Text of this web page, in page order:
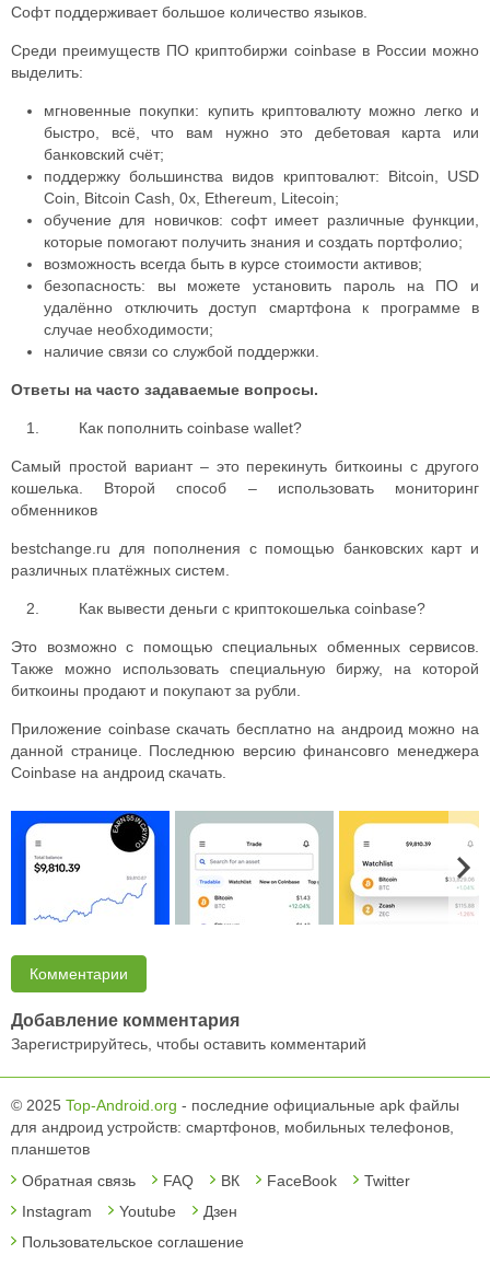
Софт поддерживает большое количество языков.
Среди преимуществ ПО криптобиржи coinbase в России можно
выделить:
мгновенные покупки: купить криптовалюту можно легко и
быстро, всё, что вам нужно это дебетовая карта или
банковский счёт;
поддержку большинства видов криптовалют: Bitcoin, USD
Coin, Bitcoin Cash, 0x, Ethereum, Litecoin;
обучение для новичков: софт имеет различные функции,
которые помогают получить знания и создать портфолио;
возможность всегда быть в курсе стоимости активов;
безопасность: вы можете установить пароль на ПО и
удалённо отключить доступ смартфона к программе в
случае необходимости;
наличие связи со службой поддержки.
Ответы на часто задаваемые вопросы.
Как пополнить coinbase wallet?
Самый простой вариант – это перекинуть биткоины с другого
кошелька. Второй способ – использовать мониторинг
обменников
bestchange.ru для пополнения с помощью банковских карт и
различных платёжных систем.
Как вывести деньги с криптокошелька coinbase?
Это возможно с помощью специальных обменных сервисов.
Также можно использовать специальную биржу, на которой
биткоины продают и покупают за рубли.
Приложение coinbase скачать бесплатно на андроид можно на
данной странице.
Последнюю версию финансовго менеджера
Coinbase на андроид скачать.
Комментарии
Добавление комментария
Зарегистрируйтесь, чтобы оставить комментарий
© 2025 Top-Android.org - последние официальные apk файлы
для андроид устройств: смартфонов, мобильных телефонов,
планшетов
Обратная связь
FAQ ВК FaceBook
Twitter
Instagram
Youtube
Дзен
Пользовательское соглашение